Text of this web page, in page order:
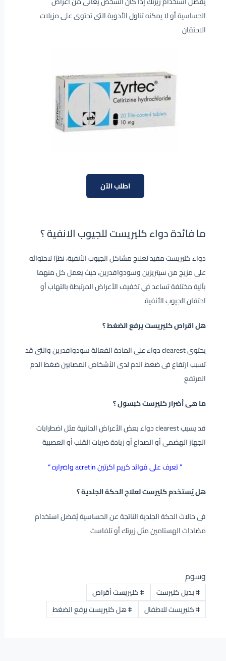
الحساسية أو لا يمكنه تناول الأدوية التى تحتوى على مزيلات
الاحتقان
اطلب الآن
ما فائدة دواء كليريست للجيوب الانفية ؟
دواء كليريست مفيد لعلاج مشاكل الجيوب الأنفية، نظرًا لاحتوائه
على مزيج من سيتريزين وسودوافدرين، حيث يعمل كل منهما
بآلية مختلفة تساعد في تخفيف الأعراض المرتبطة بالتهاب أو
احتقان الجيوب الأنفية.
هل اقراص كليريست يرفع الضغط ؟
يحتوى clearest دواء على المادة الفعالة سودوافدرين والتى قد
تسبب ارتفاع فى ضغط الدم لدى الأشخاص المصابين ضغط الدم
المرتفع
ما هى أضرار كليرست كبسول ؟
قد يسبب clearest دواء بعض الأعراض الجانبية مثل اضطرابات
الجهاز الهضمى أو الصداع أو زيادة ضربات القلب أو العصبية
” تعرف على فوائد كريم اكرتين acretin واضراره “
هل يُستخدم كليرست لعلاج الحكة الجلدية ؟
فى حالات الحكة الجلدية الناتجة عن الحساسية يُفضل استخدام
مضادات الهستامين مثل زيرتك أو تلفاست
وسوم
#بديل كليرست #كليريست أقراص
#كليريست للاطفال #هل كليريست يرفع الضغط